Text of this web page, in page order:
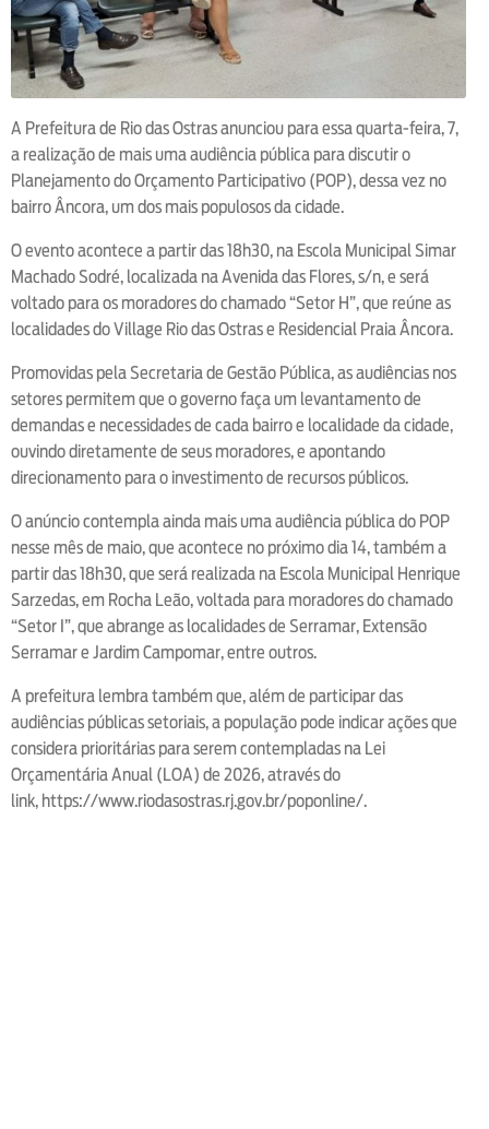
A Prefeitura de Rio das Ostras anunciou para essa quarta-feira, 7,
a realização de mais uma audiência pública para discutir o
Planejamento do Orçamento Participativo (POP), dessa vez no
bairro Âncora, um dos mais populosos da cidade.
O evento acontece a partir das 18h30, na Escola Municipal Simar
Machado Sodré, localizada na Avenida das Flores, s/n, e será
voltado para os moradores do chamado “Setor H”, que reúne as
localidades do Village Rio das Ostras e Residencial Praia Âncora.
Promovidas pela Secretaria de Gestão Pública, as audiências nos
setores permitem que o governo faça um levantamento de
demandas e necessidades de cada bairro e localidade da cidade,
ouvindo diretamente de seus moradores, e apontando
direcionamento para o investimento de recursos públicos.
O anúncio contempla ainda mais uma audiência pública do POP
nesse mês de maio, que acontece no próximo dia 14, também a
partir das 18h30, que será realizada na Escola Municipal Henrique
Sarzedas, em Rocha Leão, voltada para moradores do chamado
“Setor I”, que abrange as localidades de Serramar, Extensão
Serramar e Jardim Campomar, entre outros.
A prefeitura lembra também que, além de participar das
audiências públicas setoriais, a população pode indicar ações que
considera prioritárias para serem contempladas na Lei
Orçamentária Anual (LOA) de 2026, através do
link, https://www.riodasostras.rj.gov.br/poponline/.